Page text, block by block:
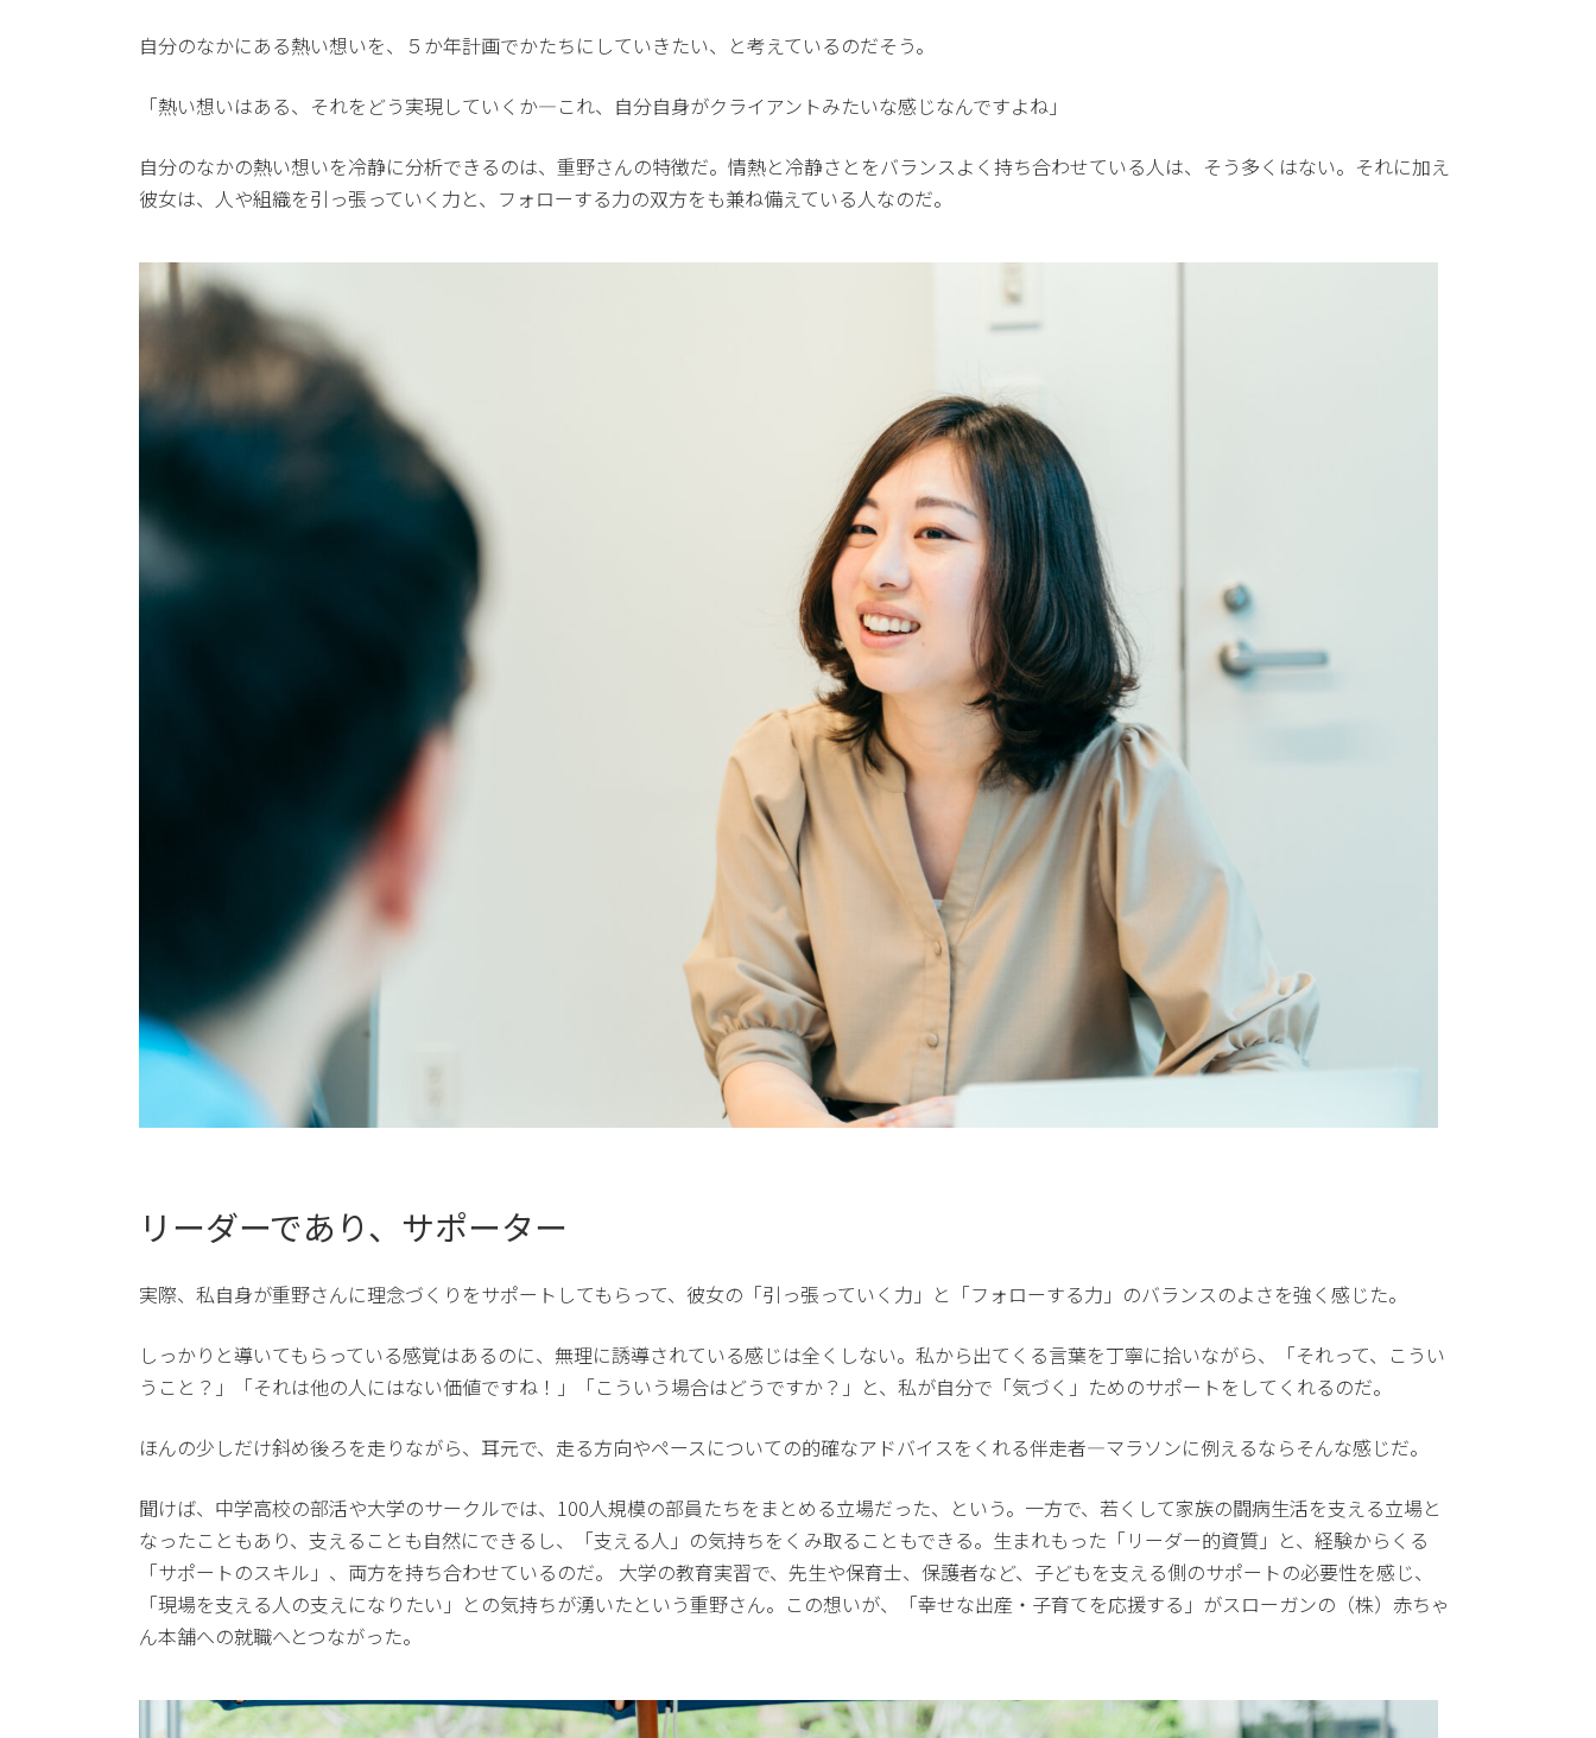
自分のなかにある熱い想いを、５か年計画でかたちにしていきたい、と考えているのだそう。
「熱い想いはある、それをどう実現していくか―これ、自分自身がクライアントみたいな感じなんですよね」
自分のなかの熱い想いを冷静に分析できるのは、重野さんの特徴だ。情熱と冷静さとをバランスよく持ち合わせている人は、そう多くはない。それに加え
彼女は、人や組織を引っ張っていく力と、フォローする力の双方をも兼ね備えている人なのだ。
リーダーであり、サポーター
実際、私自身が重野さんに理念づくりをサポートしてもらって、彼女の「引っ張っていく力」と「フォローする力」のバランスのよさを強く感じた。
しっかりと導いてもらっている感覚はあるのに、無理に誘導されている感じは全くしない。私から出てくる言葉を丁寧に拾いながら、「それって、こうい
うこと？」「それは他の人にはない価値ですね！」「こういう場合はどうですか？」と、私が自分で「気づく」ためのサポートをしてくれるのだ。
ほんの少しだけ斜め後ろを走りながら、耳元で、走る方向やペースについての的確なアドバイスをくれる伴走者―マラソンに例えるならそんな感じだ。
聞けば、中学高校の部活や大学のサークルでは、100人規模の部員たちをまとめる立場だった、という。一方で、若くして家族の闘病生活を支える立場と
なったこともあり、支えることも自然にできるし、「支える人」の気持ちをくみ取ることもできる。生まれもった「リーダー的資質」と、経験からくる
「サポートのスキル」、両方を持ち合わせているのだ。 大学の教育実習で、先生や保育士、保護者など、子どもを支える側のサポートの必要性を感じ、
「現場を支える人の支えになりたい」との気持ちが湧いたという重野さん。この想いが、「幸せな出産・子育てを応援する」がスローガンの（株）赤ちゃ
ん本舗への就職へとつながった。